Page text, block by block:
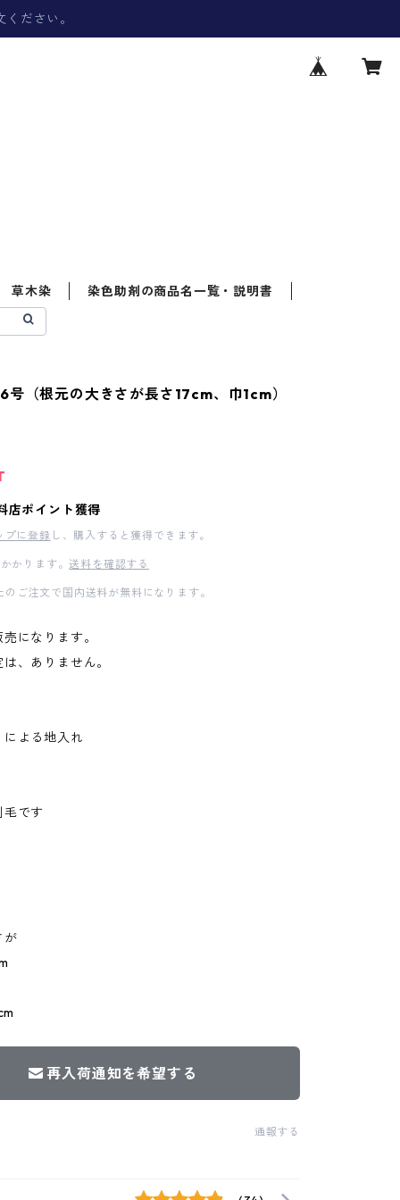
ださい。
草木染 染色助剤の商品名一覧・説明書
号（根元の大きさが長さ17cm、巾1cm）
店ポイント獲得
プに登録 し、購入すると獲得できます。
かります。送料を確認する
ご注文で国内送料が無料になります。
になります。
、ありません。
よる地入れ
です
が
再入荷通知を希望する
通報する